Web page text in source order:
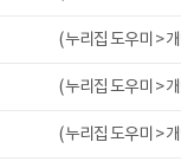
( 누리집 도우미 >
( 누리집 도우미 >
( 누리집 도우미 >